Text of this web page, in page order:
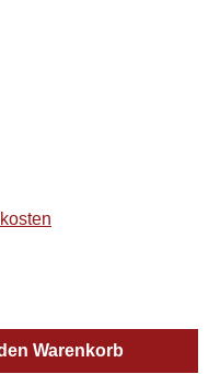
gewünschten
Warenkorb